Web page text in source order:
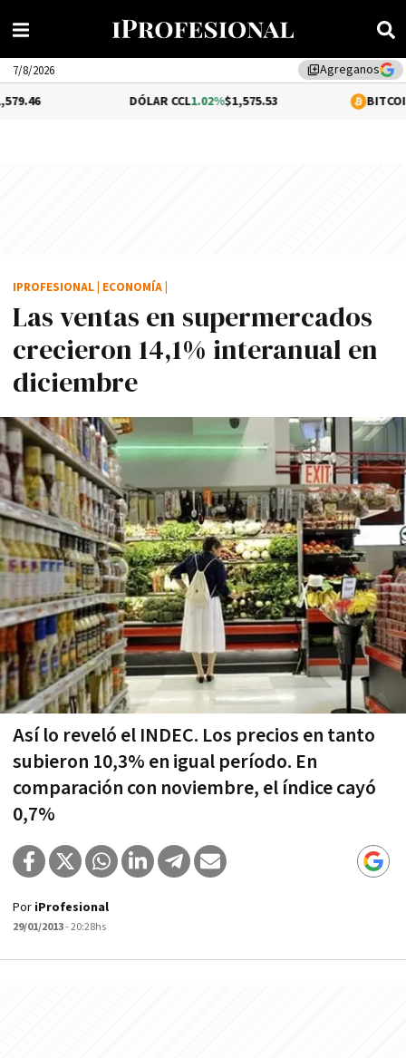
library_addAgreganos
7/8/2026
1.02%$1,575.53 -0.32%
Las ventas en supermercados
crecieron 14,1% interanual en
diciembre
Así lo reveló el INDEC. Los precios en tanto
subieron 10,3% en igual período. En
comparación con noviembre, el índice cayó
0,7%
IPROFESIONAL ECONOMÍA
Por iProfesional
29/01/2013- 20:28hs